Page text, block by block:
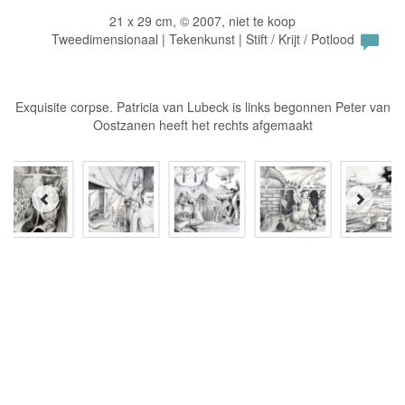
21 x 29 cm, © 2007, niet te koop
Tweedimensionaal | Tekenkunst | Stift / Krijt / Potlood
Exquisite corpse. Patricia van Lubeck is links begonnen Peter van
Oostzanen heeft het rechts afgemaakt